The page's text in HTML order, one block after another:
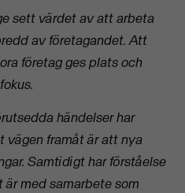
sett värdet av att arbeta
av företagandet. Att
företag ges plats och
händelser har
vägen framåt är att nya
Samtidigt har förståelse
med samarbete som